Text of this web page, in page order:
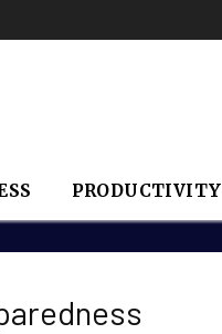
PRODUCTIVITY